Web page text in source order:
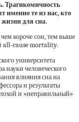
Трагикомичность
именно те из нас, кто
для сна.
короче сон, тем выше
all-cause mortality.
университета
науки человеческого
влияния сна на
и результаты
и «неправильный»